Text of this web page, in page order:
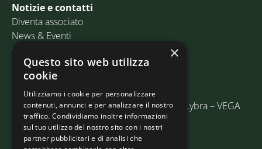
Notizie e contatti
Diventa associato
News & Eventi
Contatti
Email:info@assosped.it
PEC: assospedvenezia@pec.fedespedi.it
Indirizzo: Via delle Industrie, 19/C Edificio Lybra – VEGA
30175 Marghera (VE)
×
Questo sito web utilizza
cookie
Utilizziamo i cookie per personalizzare
contenuti, annunci e per analizzare il nostro
traffico. Condividiamo inoltre informazioni
sul tuo utilizzo del nostro sito con i nostri
partner pubblicitari e di analisi che